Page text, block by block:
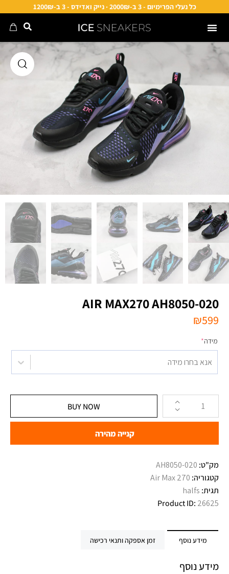
כל נעלי הפרימיום - 3 ב-2000₪ · נייק ואדידס - 3 ב-1200₪
AIR MAX270 AH8050-020
₪599
מידה*
אנא בחרו מידה
BUY NOW
קנייה מהירה
מק"ט: AH8050-020
קטגוריה: Air Max 270
תגית: halfs
Product ID: 26625
מידע נוסף זמן אספקה ותנאי רכישה
מידע נוסף